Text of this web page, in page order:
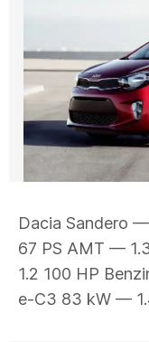
Dacia Sandero
67 PS AMT —
1.2 100 HP
e-C3 83 kW —